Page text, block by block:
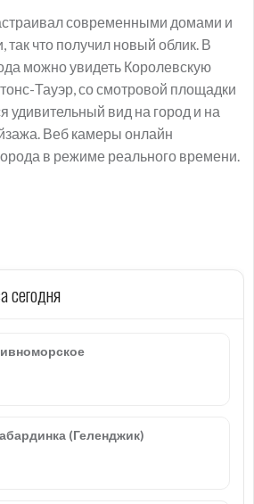
современными домами и
что получил новый облик. В
можно увидеть Королевскую
Тауэр, со смотровой площадки
удивительный вид на город и на
Веб камеры онлайн
в режиме реального времени.
сегодня
(Геленджик)